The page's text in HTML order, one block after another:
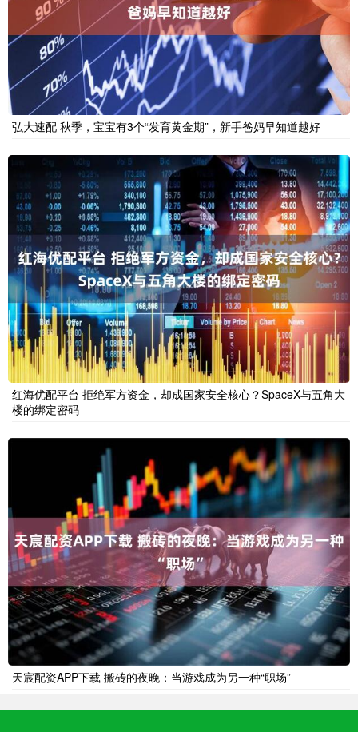
弘大速配 秋季，宝宝有3个“发育黄金期”，新手爸妈早知道越好
红海优配平台 拒绝军方资金，却成国家安全核心？SpaceX与五角大
楼的绑定密码
天宸配资APP下载 搬砖的夜晚：当游戏成为另一种“职场”